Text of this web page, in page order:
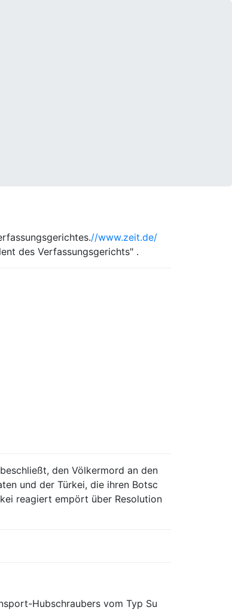
//www.zeit.de/
des Verfassungsgerichts" .
den Völkermord an den
und der Türkei, die ihren Botsc
reagiert empört über Resolution
Hubschraubers vom Typ Su